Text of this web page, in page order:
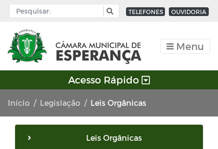
TELEFONES OUVIDORIA
Menu
Acesso Rápido
Início Legislação Leis Orgânicas
Leis Orgânicas